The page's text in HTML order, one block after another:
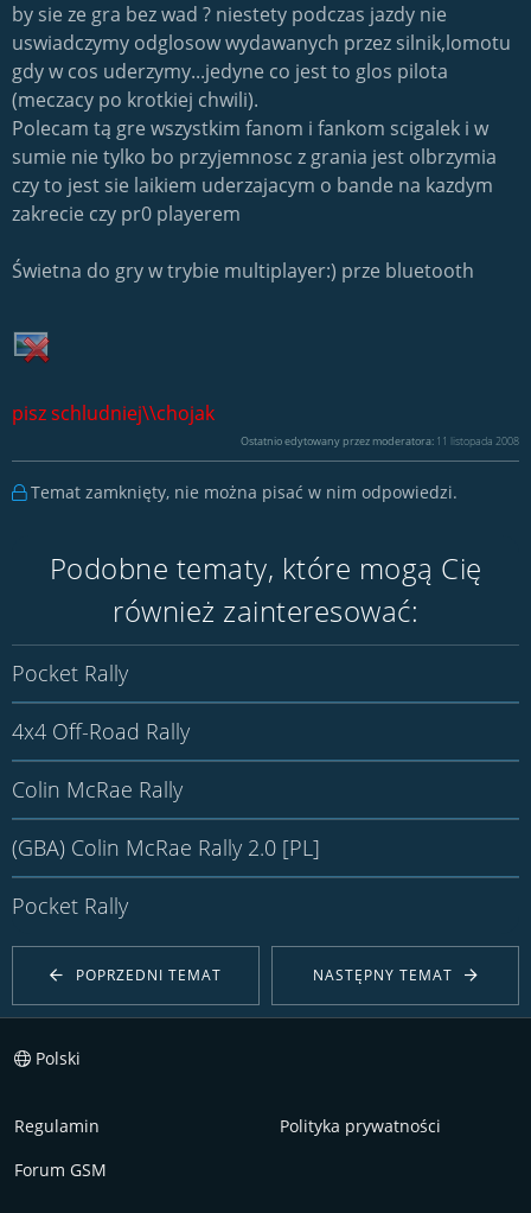
by sie ze gra bez wad ? niestety podczas jazdy nie
uswiadczymy odglosow wydawanych przez silnik,lomotu
gdy w cos uderzymy...jedyne co jest to glos pilota
(meczacy po krotkiej chwili).
Polecam tą gre wszystkim fanom i fankom scigalek i w
sumie nie tylko bo przyjemnosc z grania jest olbrzymia
czy to jest sie laikiem uderzajacym o bande na kazdym
zakrecie czy pr0 playerem
Świetna do gry w trybie multiplayer:) prze bluetooth
pisz schludniej\\chojak
Ostatnio edytowany przez moderatora: 11 listopada 2008
Temat zamknięty, nie można pisać w nim odpowiedzi.
Podobne tematy, które mogą Cię
również zainteresować:
Pocket Rally
4x4 Off-Road Rally
Colin McRae Rally
(GBA) Colin McRae Rally 2.0 [PL]
Pocket Rally
POPRZEDNI TEMAT NASTĘPNY TEMAT
Polski
Regulamin
Polityka prywatności
Forum GSM